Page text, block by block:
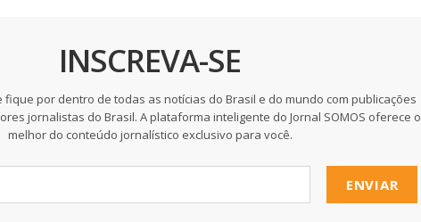
INSCREVA-SE
fique por dentro de todas as notícias do Brasil e do mundo com publicações
jornalistas do Brasil. A plataforma inteligente do Jornal SOMOS oferece o
melhor do conteúdo jornalístico exclusivo para você.
ENVIAR